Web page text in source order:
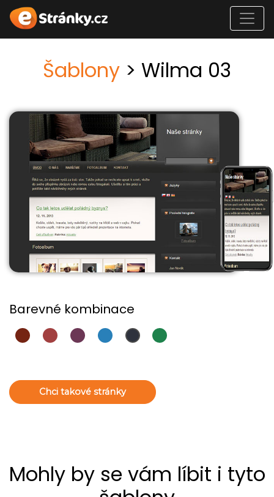
Šablony > Wilma 03
Barevné kombinace
Chci takové stránky
Mohly by se vám líbit i tyto